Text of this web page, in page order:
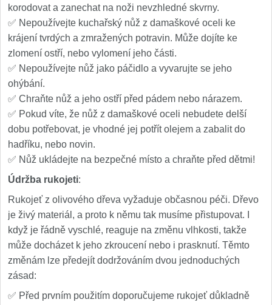
korodovat a zanechat na noži nevzhledné skvrny.
✅ Nepoužívejte kuchařský nůž z damaškové oceli ke
krájení tvrdých a zmražených potravin. Může dojíte ke
zlomení ostří, nebo vylomení jeho části.
✅ Nepoužívejte nůž jako páčidlo a vyvarujte se jeho
ohýbání.
✅ Chraňte nůž a jeho ostří před pádem nebo nárazem.
✅ Pokud víte, že nůž z damaškové oceli nebudete delší
dobu potřebovat, je vhodné jej potřít olejem a zabalit do
hadříku, nebo novin.
✅ Nůž ukládejte na bezpečné místo a chraňte před dětmi!
Údržba rukojeti:
Rukojeť z olivového dřeva vyžaduje občasnou péči. Dřevo
je živý materiál, a proto k němu tak musíme přistupovat. I
když je řádně vyschlé, reaguje na změnu vlhkosti, takže
může docházet k jeho zkroucení nebo i prasknutí. Těmto
změnám lze předejít dodržováním dvou jednoduchých
zásad:
✅ Před prvním použitím doporučujeme rukojeť důkladně